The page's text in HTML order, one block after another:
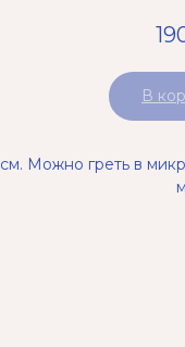
В
Можно греть в